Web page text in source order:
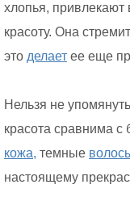
хлопья,
красоту. Она
это делает ее еще
Нельзя не
красота сравнима
кожа, темные
настоящему